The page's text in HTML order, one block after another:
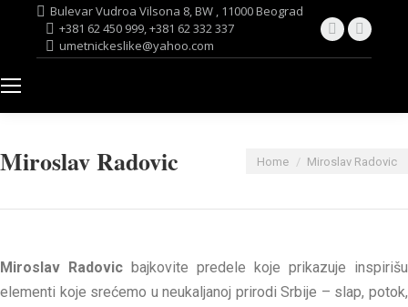
Bulevar Vudroa Vilsona 8, BW , 11000 Beograd
+381 62 450 999, +381 62 332 337
umetnickeslike@yahoo.com
Facebook
Twitter
Miroslav Radovic You are here:
Home Miroslav Radovic
Miroslav Radovic bajkovite predele koje prikazuje inspirišu
elementi koje srećemo u neukaljanoj prirodi Srbije – slap, potok,